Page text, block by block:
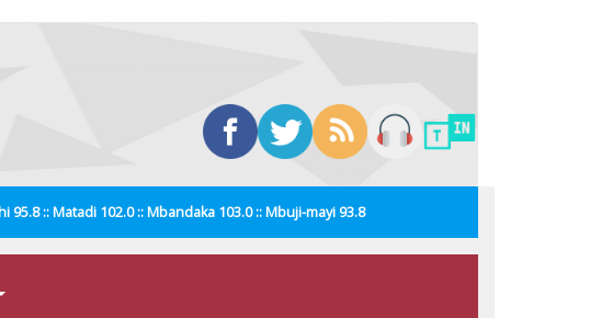
95.8 :: Matadi 102.0 :: Mbandaka 103.0 :: Mbuji-mayi 93.8